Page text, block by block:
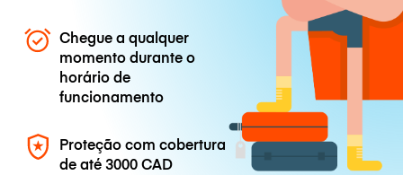
Chegue a qualquer
momento durante o
horário de
funcionamento
Proteção com cobertura
de até3000 CAD